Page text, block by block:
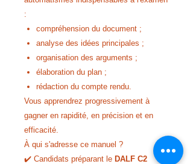
:
compréhension du document ;
analyse des idées principales ;
organisation des arguments ;
élaboration du plan ;
rédaction du compte rendu.
Vous apprendrez progressivement à
gagner en rapidité, en précision et en
efficacité.
À qui s'adresse ce manuel ?
✔️ Candidats préparant le DALF C2